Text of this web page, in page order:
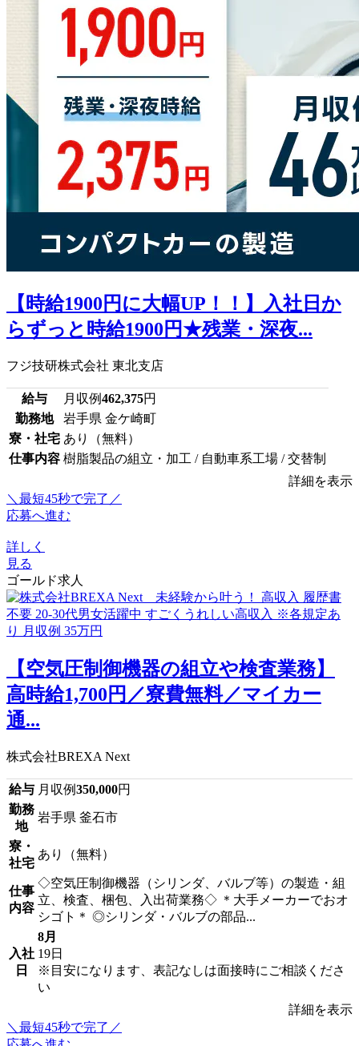
【時給1900円に大幅UP！！】入社日か
らずっと時給1900円★残業・深夜...
フジ技研株式会社 東北支店
給与 月収例462,375円
勤務地
岩手県 金ケ崎町
寮・社宅 あり（無料）
仕事内容 樹脂製品の組立・加工 / 自動車系工場 / 交替制
詳細を表示
＼最短45秒で完了／
応募へ進む
詳しく
見る
ゴールド求人
【空気圧制御機器の組立や検査業務】
高時給1,700円／寮費無料／マイカー
通...
株式会社BREXA Next
給与 月収例350,000円
勤務
地
岩手県 釜石市
寮・
社宅
あり（無料）
仕事
内容
◇空気圧制御機器（シリンダ、バルブ等）の製造・組
立、検査、梱包、入出荷業務◇ ＊大手メーカーでおオ
シゴト＊ ◎シリンダ・バルブの部品...
入社
日
8月
19日
※目安になります、表記なしは面接時にご相談くださ
い
詳細を表示
＼最短45秒で完了／